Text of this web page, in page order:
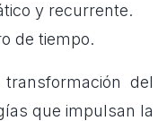
y recurrente.
de tiempo.
del
que impulsan la